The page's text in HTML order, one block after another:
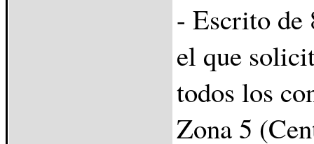
- Escrito de
el que
todos los
Zona 5